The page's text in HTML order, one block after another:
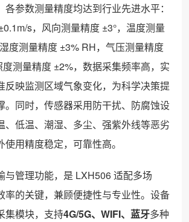
参数测量精度均达到行业先进水平：
s，风向测量精度 ±3°，温度测量
度测量精度 ±3% RH，气压测量精度
测量精度 ±2%，数据采集频率高，实
反映监测区域气象变化，为科学决策提
。同时，传感器采用防干扰、防腐蚀设
、低温、潮湿、多尘、强紫外线等恶劣
用精度稳定，可靠性高。
与管理功能，是 LXH506 适配多场
率的关键，兼顾便捷性与专业性。设备
集模块，支持4G/5G、WIFI、蓝牙多种